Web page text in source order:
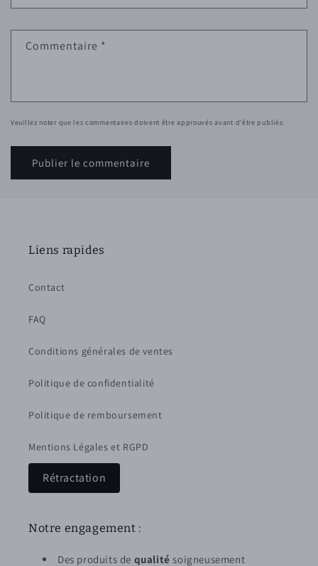
Commentaire *
Veuillez noter que les commentaires doivent être approuvés avant d'être publiés.
Liens rapides
Contact
FAQ
Conditions générales de ventes
Politique de confidentialité
Politique de remboursement
Mentions Légales et RGPD
Rétractation
Notre engagement :
Des produits de qualité soigneusement